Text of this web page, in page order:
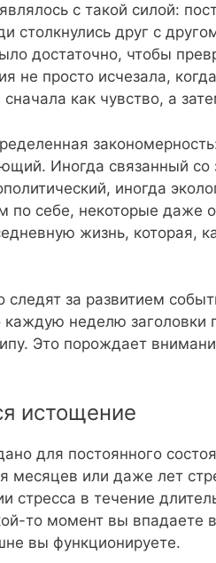
с такой силой:
столкнулись друг с
достаточно, чтобы
не просто исчезала,
как чувство, а
Иногда связанный со
иногда
по себе, некоторые даже
жизнь, которая,
за развитием
неделю заголовки
Это порождает
истощение
для постоянного
месяцев или даже лет
стресса в течение
то момент вы впадаете
вы функционируете.